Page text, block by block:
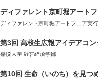
ディファレント京町堀アート
ディファレント京町堀アートフェア実
第3回 高校生広報アイデアコン
嘉悦大学 経営経済学部
第10回 生命（いのち）を見つ